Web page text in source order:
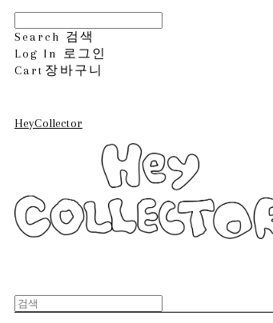
Search 검색
Log In
로그인
Cart 장바구니
HeyCollector